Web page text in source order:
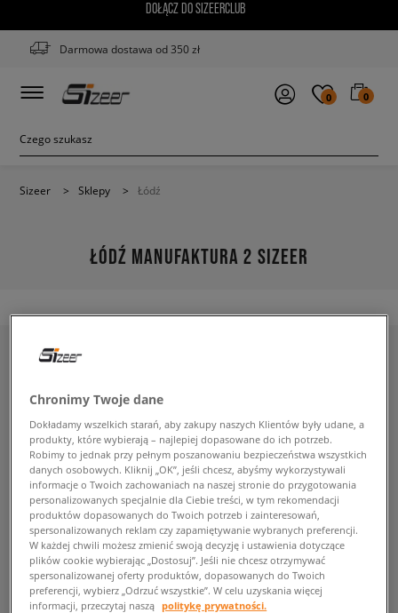
DOŁĄCZ DO SIZEERCLUB
Darmowa dostawa od 350 zł
0 0
Sizeer > Sklepy > Łódź
ŁÓDŹ MANUFAKTURA 2 SIZEER
Chronimy Twoje dane
Dokładamy wszelkich starań, aby zakupy naszych Klientów były udane, a
produkty, które wybierają – najlepiej dopasowane do ich potrzeb.
Robimy to jednak przy pełnym poszanowaniu bezpieczeństwa wszystkich
danych osobowych. Kliknij „OK”, jeśli chcesz, abyśmy wykorzystywali
informacje o Twoich zachowaniach na naszej stronie do przygotowania
personalizowanych specjalnie dla Ciebie treści, w tym rekomendacji
produktów dopasowanych do Twoich potrzeb i zainteresowań,
spersonalizowanych reklam czy zapamiętywanie wybranych preferencji.
W każdej chwili możesz zmienić swoją decyzję i ustawienia dotyczące
plików cookie wybierając „Dostosuj”. Jeśli nie chcesz otrzymywać
spersonalizowanej oferty produktów, dopasowanych do Twoich
preferencji, wybierz „Odrzuć wszystkie”. W celu uzyskania więcej
informacji, przeczytaj naszą politykę prywatności.